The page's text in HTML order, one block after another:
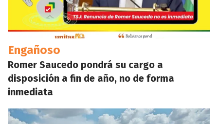
Engañoso
Romer Saucedo pondrá su cargo a
disposición a fin de año, no de forma
inmediata